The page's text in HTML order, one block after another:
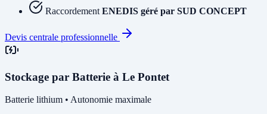
Raccordement ENEDIS géré par SUD CONCEPT
Devis centrale professionnelle
Stockage par Batterie à Le Pontet
Batterie lithium • Autonomie maximale